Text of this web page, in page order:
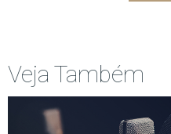
Veja Também